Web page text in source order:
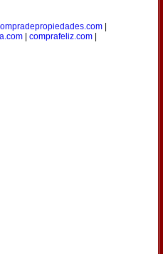
|
| comprafeliz.com|